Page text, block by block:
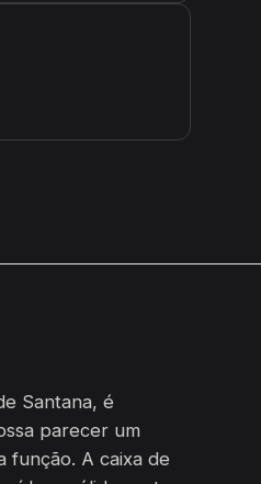
Santana, é
parecer um
função. A caixa de